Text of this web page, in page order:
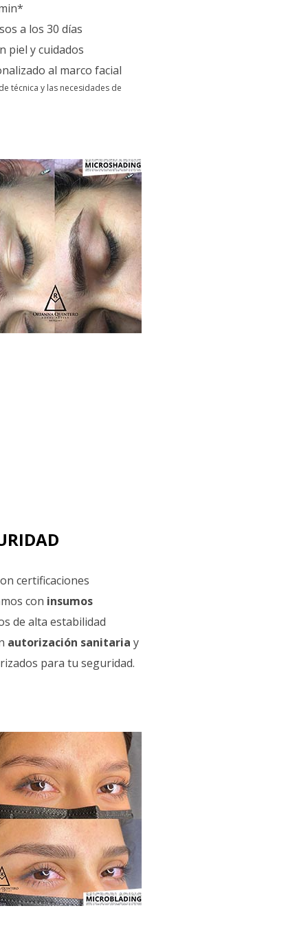
a los 30 días
piel y cuidados
al marco facial
técnica y las necesidades de
certificaciones
con insumos
de alta estabilidad
autorización sanitaria y
para tu seguridad.